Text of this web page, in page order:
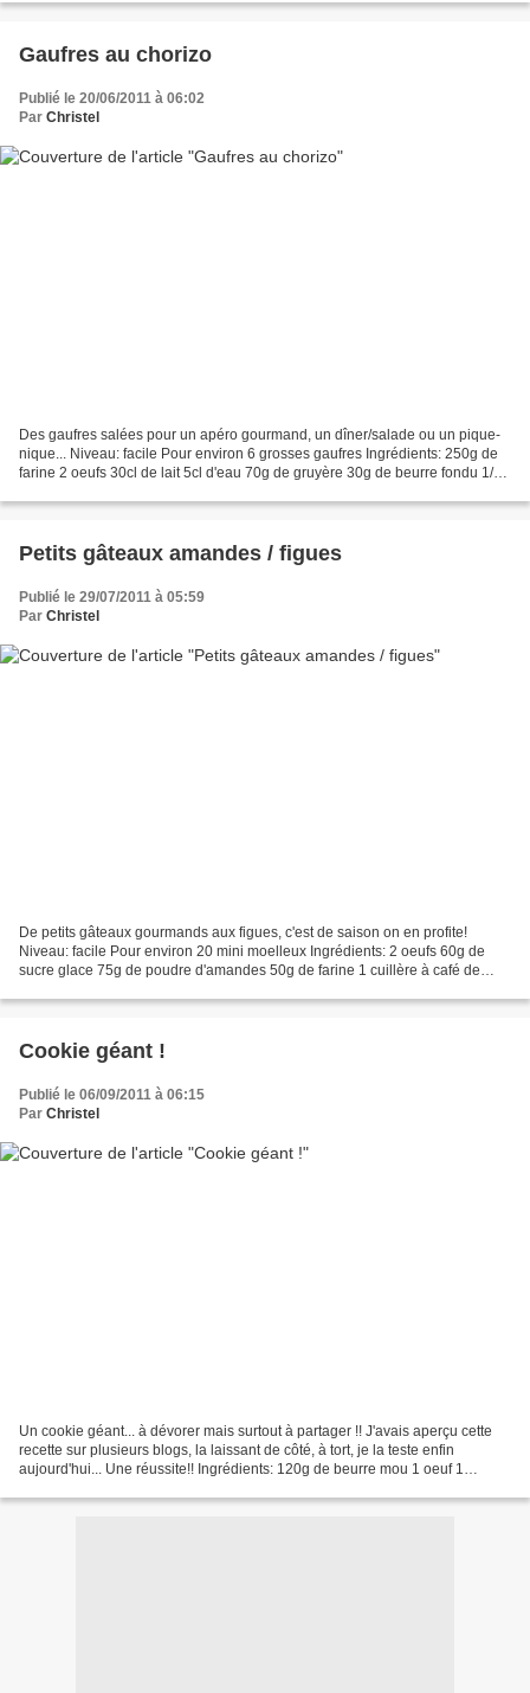
Gaufres au chorizo
Publié le 20/06/2011 à 06:02
Par Christel
Des gaufres salées pour un apéro gourmand, un dîner/salade ou un pique-
nique... Niveau: facile Pour environ 6 grosses gaufres Ingrédients: 250g de
farine 2 oeufs 30cl de lait 5cl d'eau 70g de gruyère 30g de beurre fondu 1/2
Petits gâteaux amandes / figues
Publié le 29/07/2011 à 05:59
Par Christel
De petits gâteaux gourmands aux figues, c'est de saison on en profite!
Niveau: facile Pour environ 20 mini moelleux Ingrédients: 2 oeufs 60g de
sucre glace 75g de poudre d'amandes 50g de farine 1 cuillère à café de
Cookie géant !
Publié le 06/09/2011 à 06:15
Par Christel
Un cookie géant... à dévorer mais surtout à partager !! J'avais aperçu cette
recette sur plusieurs blogs, la laissant de côté, à tort, je la teste enfin
aujourd'hui... Une réussite!! Ingrédients: 120g de beurre mou 1 oeuf 1